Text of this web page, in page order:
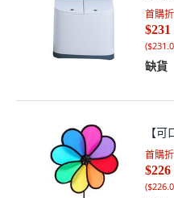
首購
$231
(
缺貨
【
首購
$226
(